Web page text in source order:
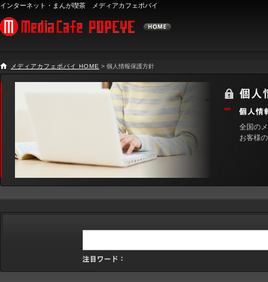
インターネット・まんが喫茶 メディアカフェポパイ
メディアカフェポパイ HOME > 個人情報保護方針
全国の
お客様